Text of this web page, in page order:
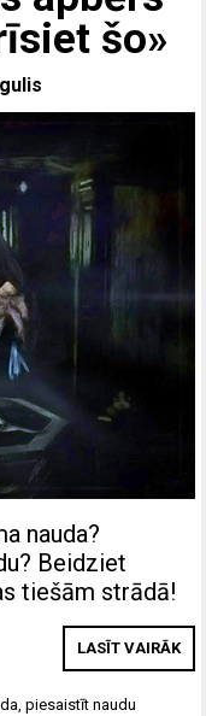
šo»
nauda?
Beidziet
tiešām strādā!
LASĪT VAIRĀK
,piesaistīt naudu